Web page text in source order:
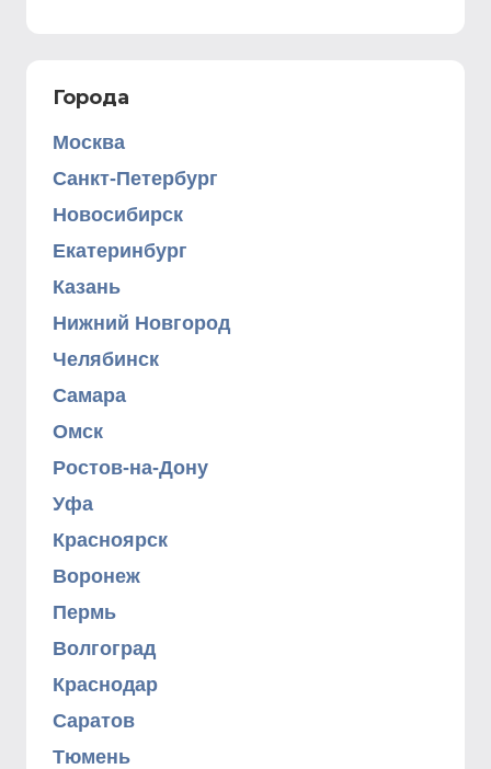
Города
Москва
Санкт-Петербург
Новосибирск
Екатеринбург
Казань
Нижний Новгород
Челябинск
Самара
Омск
Ростов-на-Дону
Уфа
Красноярск
Воронеж
Пермь
Волгоград
Краснодар
Саратов
Тюмень